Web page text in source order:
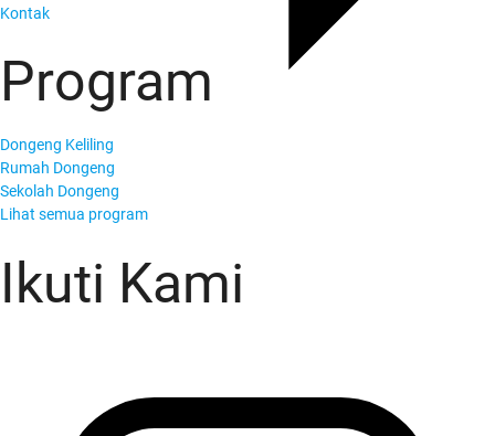
KADO Team
Kontak
Program
Dongeng Keliling
Rumah Dongeng
Sekolah Dongeng
Lihat semua program
Ikuti Kami